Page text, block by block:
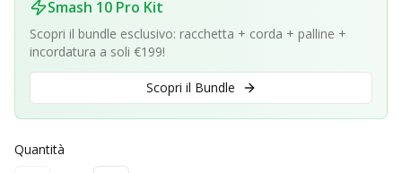
Smash 10 Pro Kit
Scopri il bundle esclusivo: racchetta + corda + palline +
incordatura a soli €199!
Scopri il Bundle
Quantità